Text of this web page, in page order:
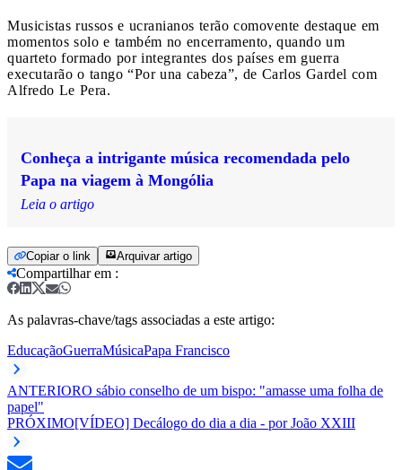
Musicistas russos e ucranianos terão comovente destaque em
momentos solo e também no encerramento, quando um
quarteto formado por integrantes dos países em guerra
executarão o tango “Por una cabeza”, de Carlos Gardel com
Alfredo Le Pera.
Conheça a intrigante música recomendada pelo
Papa na viagem à Mongólia
Leia o artigo
Copiar o link Arquivar artigo
Compartilhar em :
As palavras-chave/tags associadas a este artigo:
EducaçãoGuerraMúsicaPapa Francisco
ANTERIORO sábio conselho de um bispo: "amasse uma folha de
papel"
PRÓXIMO[VÍDEO] Decálogo do dia a dia - por João XXIII